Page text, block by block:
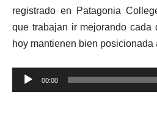
registrado en Patagonia
que trabajan ir mejorando
hoy mantienen bien posicionada
Reproductor
de
00:00